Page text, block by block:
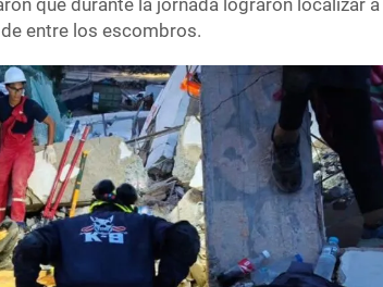
que durante la jornada lograron localizar a
entre los escombros.